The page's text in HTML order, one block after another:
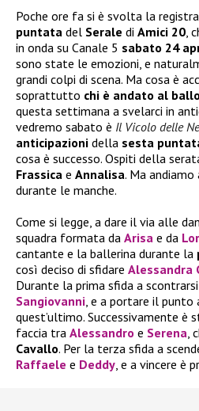
Poche ore fa si è svolta la
puntata del Serale di Amici 20,
in onda su Canale 5 sabato 24
sono state le emozioni, e
grandi colpi di scena. Ma cosa è
soprattutto chi è andato al
questa settimana a svelarci in
vedremo sabato è Il Vicolo delle
anticipazioni della sesta
cosa è successo. Ospiti della
Frassica e Annalisa. Ma
durante le manche.
Come si legge, a dare il via alle
squadra formata da Arisa e da
cantante e la ballerina durante la
così deciso di sfidare Alessandra
Durante la prima sfida a
Sangiovanni, e a portare il punto
quest’ultimo. Successivamente
faccia tra Alessandro e Serena,
Cavallo. Per la terza sfida a
Raffaele e Deddy, e a vincere è